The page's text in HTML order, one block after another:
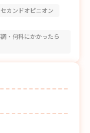
セカンドオピニオン
・何科にかかったら